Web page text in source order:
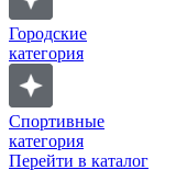
Городские
категория
Спортивные
категория
Перейти в каталог